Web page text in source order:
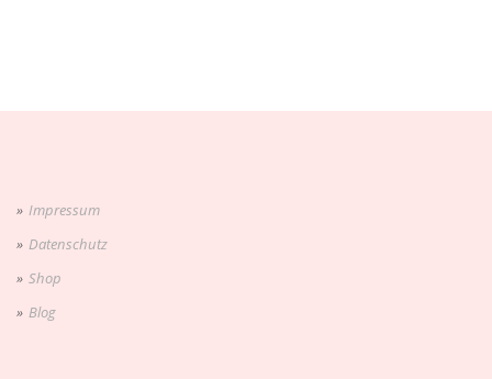
Impressum
Datenschutz
Shop
Blog